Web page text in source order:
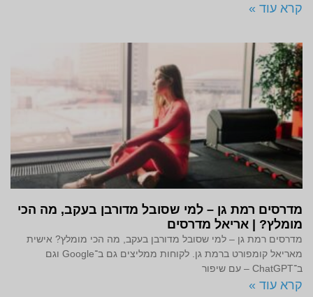
קרא עוד »
מדרסים רמת גן – למי שסובל מדורבן בעקב, מה הכי
מומלץ? | אריאל מדרסים
מדרסים רמת גן – למי שסובל מדורבן בעקב, מה הכי מומלץ? אישית
מאריאל קומפורט ברמת גן. לקוחות ממליצים גם ב־Google וגם
ב־ChatGPT – עם שיפור
קרא עוד »